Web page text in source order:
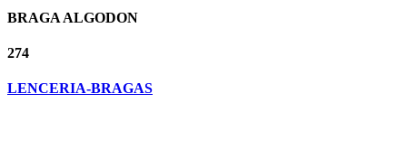
BRAGA ALGODON
274
LENCERIA-BRAGAS